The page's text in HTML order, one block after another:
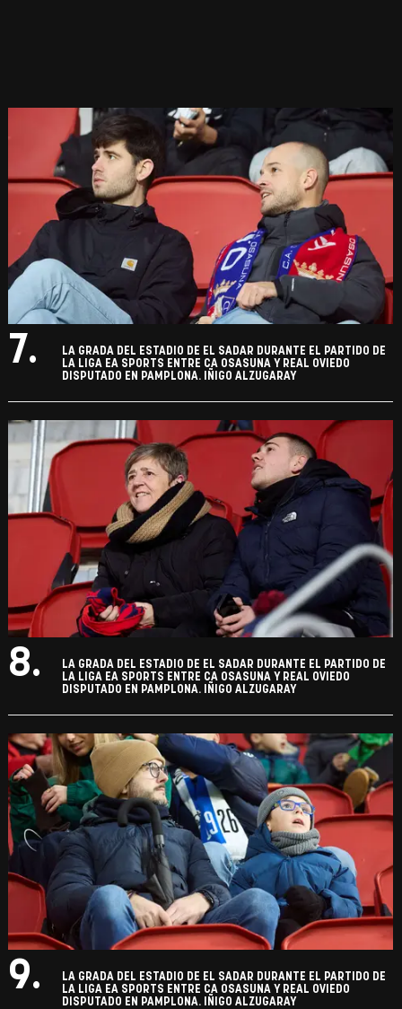
7.
LA GRADA DEL ESTADIO DE EL SADAR DURANTE EL PARTIDO DE
LA LIGA EA SPORTS ENTRE CA OSASUNA Y REAL OVIEDO
DISPUTADO EN PAMPLONA. IÑIGO ALZUGARAY
8.
LA GRADA DEL ESTADIO DE EL SADAR DURANTE EL PARTIDO DE
LA LIGA EA SPORTS ENTRE CA OSASUNA Y REAL OVIEDO
DISPUTADO EN PAMPLONA. IÑIGO ALZUGARAY
9.
LA GRADA DEL ESTADIO DE EL SADAR DURANTE EL PARTIDO DE
LA LIGA EA SPORTS ENTRE CA OSASUNA Y REAL OVIEDO
DISPUTADO EN PAMPLONA. IÑIGO ALZUGARAY